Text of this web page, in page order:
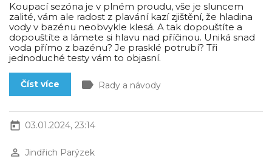
Koupací sezóna je v plném proudu, vše je sluncem
zalité, vám ale radost z plavání kazí zjištění, že hladina
vody v bazénu neobvykle klesá. A tak dopouštíte a
dopouštíte a lámete si hlavu nad příčinou. Uniká snad
voda přímo z bazénu? Je prasklé potrubí? Tři
jednoduché testy vám to objasní.
Číst více label Rady a návody
today 03.01.2024, 23:14
perm_identity Jindřich Parýzek